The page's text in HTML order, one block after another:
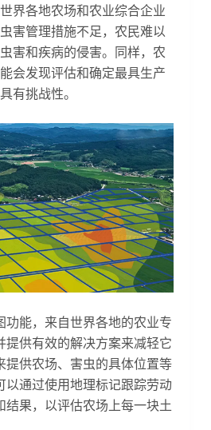
界各地农场和农业综合企业
害管理措施不足，农民难以
害和疾病的侵害。同样，农
会发现评估和确定最具生产
有挑战性。
功能，来自世界各地的农业专
提供有效的解决方案来减轻它
提供农场、害虫的具体位置等
以通过使用地理标记跟踪劳动
结果，以评估农场上每一块土